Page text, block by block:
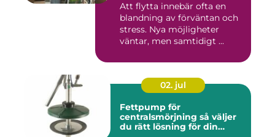
Att flytta innebär ofta en
blandning av förväntan och
stress. Nya möjligheter
väntar, men samtidigt ...
02. jul
Fettpump för
centralsmörjning så väljer
du rätt lösning för din